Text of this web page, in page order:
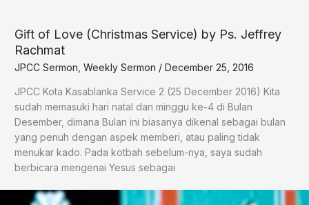
Gift of Love (Christmas Service) by Ps. Jeffrey
Rachmat
JPCC Sermon Weekly Sermon / December 25, 2016
JPCC Kota Kasablanka Service 2 (25 December 2016) Kita
sudah memasuki hari natal dan minggu ke-4 di Bulan
Desember, dimana Bulan ini biasanya dikenal sebagai bulan
yang penuh dengan aspek memberi, atau paling tidak
menukar kado. Pada kotbah sebelum-nya, saya sudah
berbicara mengenai Yesus sebagai